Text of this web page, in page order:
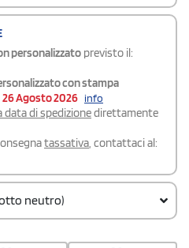
personalizzato previsto il:
con stampa
26 Agosto 2026 info
data di spedizionedirettamente
tassativa, contattaci al:
neutro)